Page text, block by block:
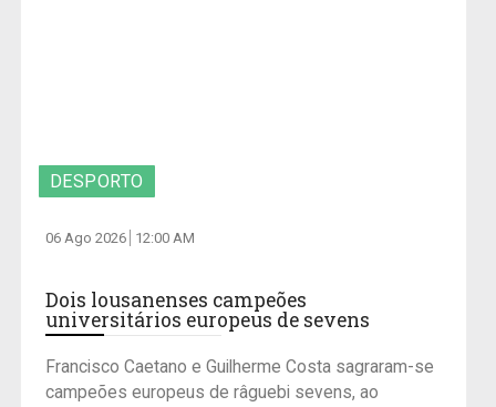
DESPORTO
06 Ago 2026 12:00 AM
Dois lousanenses campeões
universitários europeus de sevens
Francisco Caetano e Guilherme Costa sagraram-se
campeões europeus de râguebi sevens, ao